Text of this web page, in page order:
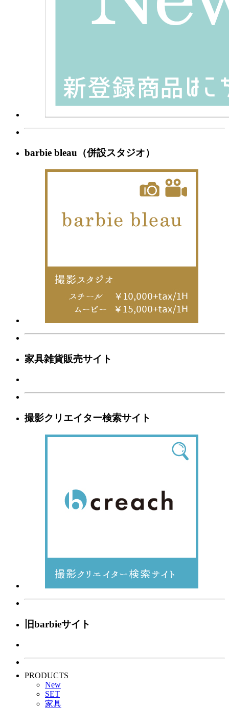
barbie bleau（併設スタジオ）
家具雑貨販売サイト
撮影クリエイター検索サイト
旧barbieサイト
PRODUCTS
New
SET
家具